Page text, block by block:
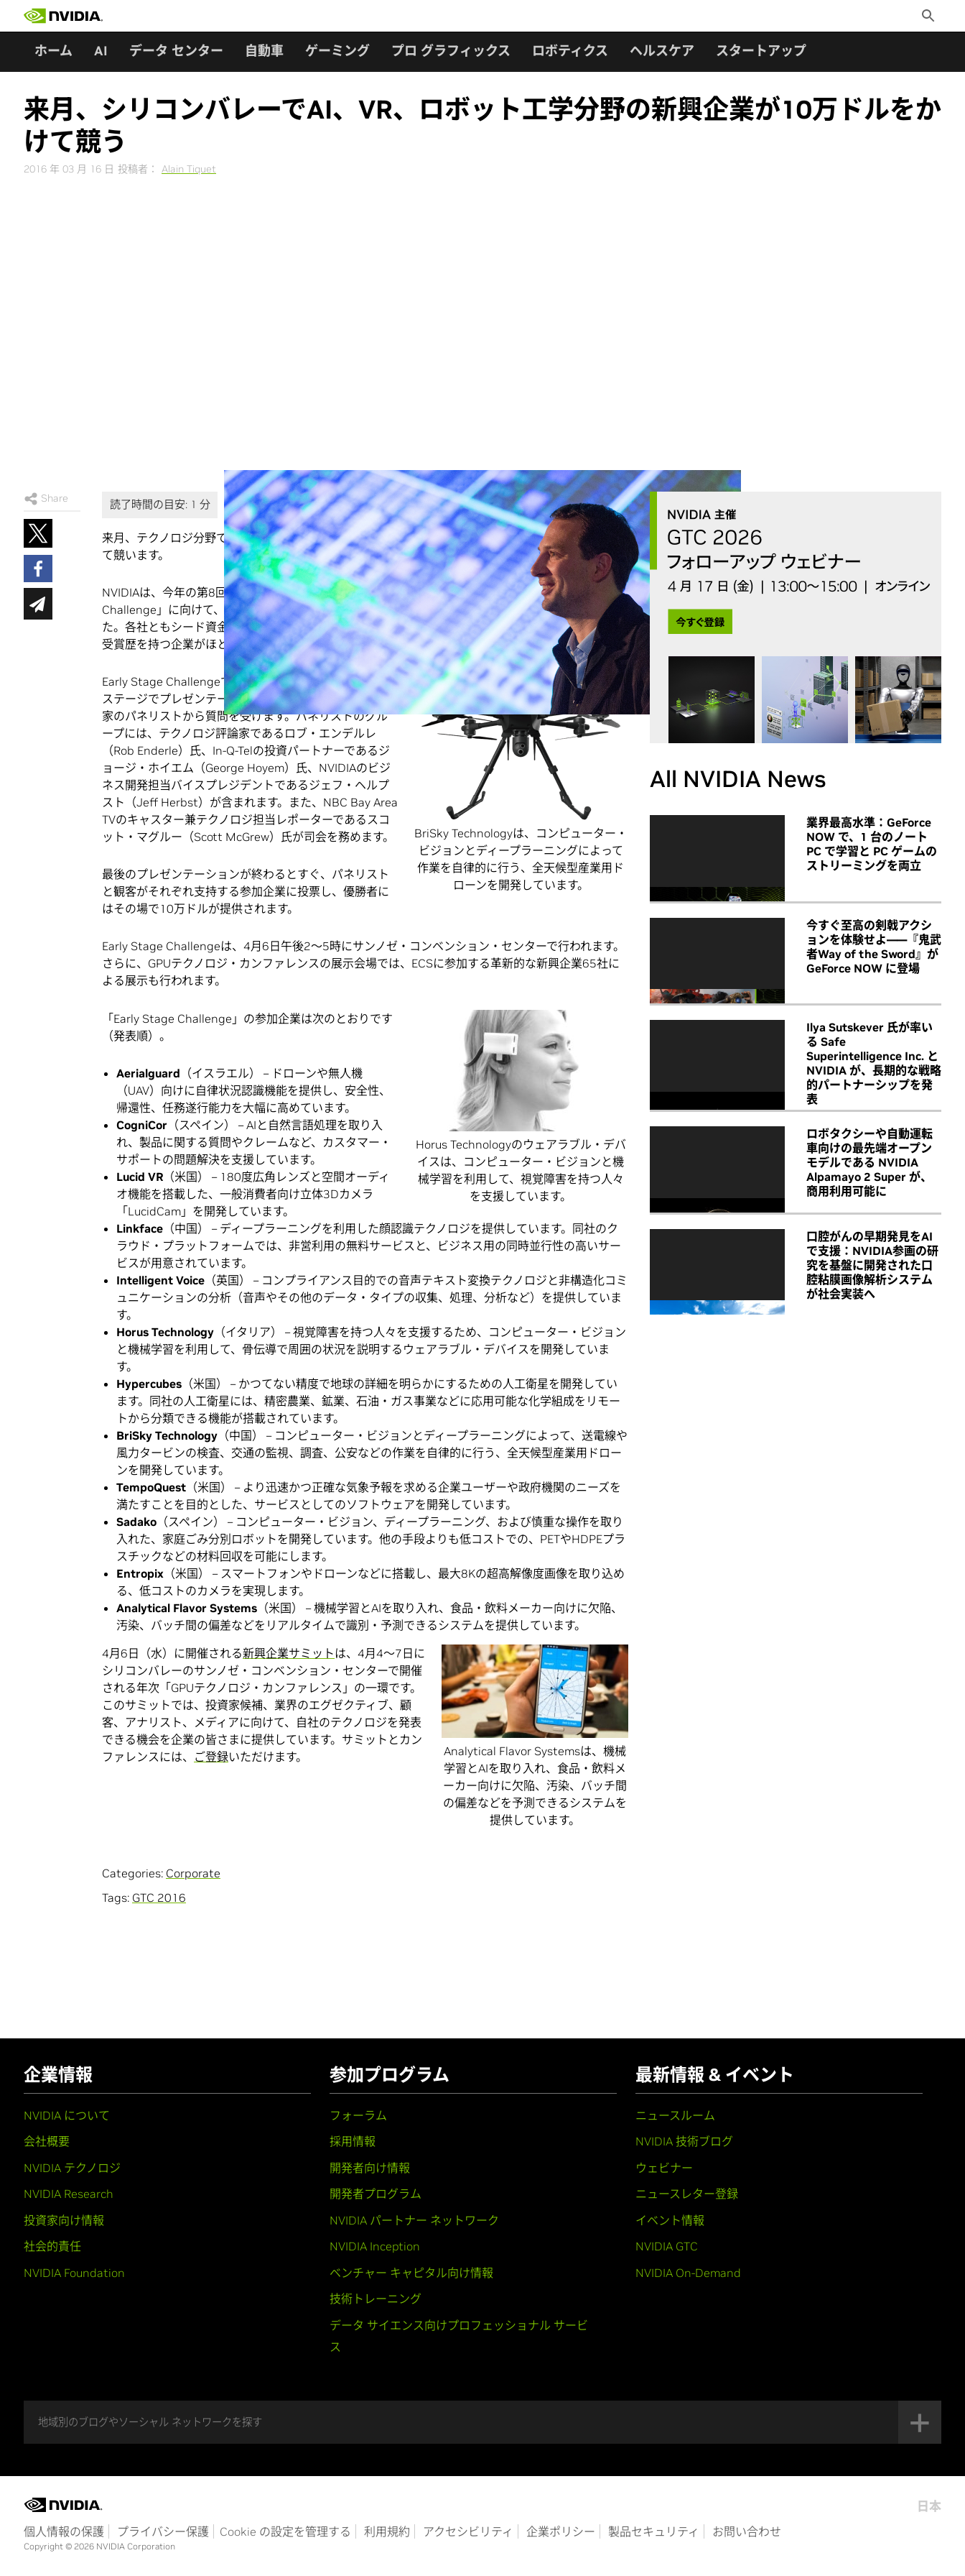
Toggle
Search
ホーム AI データ センター 自動車 ゲーミング プロ グラフィックス ロボティクス ヘルスケア スタートアップ
来月、シリコンバレーでAI、VR、ロボット工学分野の新興企業が10万ドルをか
けて競う
2016 年 03 月 16 日 投稿者： Alain Tiquet
Share
来月、テクノロジ分野で有数の新興企業がしのぎを削り、10万ドルと名誉を手にするチャンスをかけ
て競います。
NVIDIAは、今年の第8回年次「新興企業サミット」（ECS）の目玉イベントである「Early Stage
Challenge」に向けて、世界中から寄せられた100件を超える応募の中から新興企業12社を選定しまし
た。各社ともシード資金で得た額はわずか100万ドルにもかかわらず、すでに自社テクノロジに対する
受賞歴を持つ企業がほとんどです。
BriSky Technologyは、コンピューター・
ビジョンとディープラーニングによって
作業を自律的に行う、全天候型産業用ド
ローンを開発しています。
Early Stage Challengeでは、各CEOが、最初の4分間に
ステージでプレゼンテーションを行い、次の4分間に専門
家のパネリストから質問を受けます。パネリストのグル
ープには、テクノロジ評論家であるロブ・エンデルレ
（Rob Enderle）氏、In-Q-Telの投資パートナーであるジ
ョージ・ホイエム（George Hoyem）氏、NVIDIAのビジ
ネス開発担当バイスプレジデントであるジェフ・ヘルプ
スト（Jeff Herbst）が含まれます。また、NBC Bay Area
TVのキャスター兼テクノロジ担当レポーターであるスコ
ット・マグルー（Scott McGrew）氏が司会を務めます。
最後のプレゼンテーションが終わるとすぐ、パネリスト
と観客がそれぞれ支持する参加企業に投票し、優勝者に
はその場で10万ドルが提供されます。
Early Stage Challengeは、4月6日午後2～5時にサンノゼ・コンベンション・センターで行われます。
さらに、GPUテクノロジ・カンファレンスの展示会場では、ECSに参加する革新的な新興企業65社に
よる展示も行われます。
Horus Technologyのウェアラブル・デバ
イスは、コンピューター・ビジョンと機
械学習を利用して、視覚障害を持つ人々
を支援しています。
「Early Stage Challenge」の参加企業は次のとおりです
（発表順）。
Aerialguard （イスラエル） – ドローンや無人機
（UAV）向けに自律状況認識機能を提供し、安全性、
帰還性、任務遂行能力を大幅に高めています。
CogniCor （スペイン） – AIと自然言語処理を取り入
れ、製品に関する質問やクレームなど、カスタマー・
サポートの問題解決を支援しています。
Lucid VR （米国） – 180度広角レンズと空間オーディ
オ機能を搭載した、一般消費者向け立体3Dカメラ
「LucidCam」を開発しています。
Linkface （中国） – ディープラーニングを利用した顔認識テクノロジを提供しています。同社のク
ラウド・プラットフォームでは、非営利用の無料サービスと、ビジネス用の同時並行性の高いサー
ビスが用意されています。
Intelligent Voice （英国） – コンプライアンス目的での音声テキスト変換テクノロジと非構造化コミ
ュニケーションの分析（音声やその他のデータ・タイプの収集、処理、分析など）を提供していま
す。
Horus Technology （イタリア） – 視覚障害を持つ人々を支援するため、コンピューター・ビジョン
と機械学習を利用して、骨伝導で周囲の状況を説明するウェアラブル・デバイスを開発していま
す。
Hypercubes （米国） – かつてない精度で地球の詳細を明らかにするための人工衛星を開発してい
ます。同社の人工衛星には、精密農業、鉱業、石油・ガス事業などに応用可能な化学組成をリモー
トから分類できる機能が搭載されています。
BriSky Technology （中国） – コンピューター・ビジョンとディープラーニングによって、送電線や
風力タービンの検査、交通の監視、調査、公安などの作業を自律的に行う、全天候型産業用ドロー
ンを開発しています。
TempoQuest （米国） – より迅速かつ正確な気象予報を求める企業ユーザーや政府機関のニーズを
満たすことを目的とした、サービスとしてのソフトウェアを開発しています。
Sadako （スペイン） – コンピューター・ビジョン、ディープラーニング、および慎重な操作を取り
入れた、家庭ごみ分別ロボットを開発しています。他の手段よりも低コストでの、PETやHDPEプラ
スチックなどの材料回収を可能にします。
Entropix （米国） – スマートフォンやドローンなどに搭載し、最大8Kの超高解像度画像を取り込め
る、低コストのカメラを実現します。
Analytical Flavor Systems （米国） – 機械学習とAIを取り入れ、食品・飲料メーカー向けに欠陥、
汚染、バッチ間の偏差などをリアルタイムで識別・予測できるシステムを提供しています。
Analytical Flavor Systemsは、機械
学習とAIを取り入れ、食品・飲料メ
ーカー向けに欠陥、汚染、バッチ間
の偏差などを予測できるシステムを
提供しています。
4月6日（水）に開催される新興企業サミット は、4月4～7日に
シリコンバレーのサンノゼ・コンベンション・センターで開催
される年次「GPUテクノロジ・カンファレンス」の一環です。
このサミットでは、投資家候補、業界のエグゼクティブ、顧
客、アナリスト、メディアに向けて、自社のテクノロジを発表
できる機会を企業の皆さまに提供しています。サミットとカン
ファレンスには、 ご登録いただけます。
Categories: Corporate
Tags: GTC 2016
All NVIDIA News
業界最高水準：GeForce
NOW で、1 台のノート
PC で学習と PC ゲームの
ストリーミングを両立
今すぐ至高の剣戟アクシ
ョンを体験せよ――『鬼武
者Way of the Sword』が
GeForce NOW に登場
Ilya Sutskever 氏が率い
る Safe
Superintelligence Inc. と
NVIDIA が、長期的な戦略
的パートナーシップを発
表
ロボタクシーや自動運転
車向けの最先端オープン
モデルである NVIDIA
Alpamayo 2 Super が、
商用利用可能に
口腔がんの早期発見をAI
で支援：NVIDIA参画の研
究を基盤に開発された口
腔粘膜画像解析システム
が社会実装へ
企業情報
NVIDIA について
会社概要
NVIDIA テクノロジ
NVIDIA Research
投資家向け情報
社会的責任
NVIDIA Foundation
参加プログラム
フォーラム
採用情報
開発者向け情報
開発者プログラム
NVIDIA パートナー ネットワーク
NVIDIA Inception
ベンチャー キャピタル向け情報
技術トレーニング
データ サイエンス向けプロフェッショナル サービ
ス
最新情報 & イベント
ニュースルーム
NVIDIA 技術ブログ
ウェビナー
ニュースレター登録
イベント情報
NVIDIA GTC
NVIDIA On-Demand
地域別のブログやソーシャル ネットワークを探す
個人情報の保護 プライバシー保護 Cookie の設定を管理する 利用規約 アクセシビリティ 企業ポリシー 製品セキュリティ お問い合わせ
Copyright © 2026 NVIDIA Corporation
日本